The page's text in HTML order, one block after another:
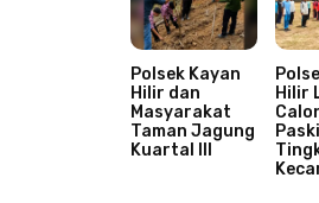
Polsek Kayan
Hilir dan
Masyarakat
Taman Jagung
Kuartal III
Hilir